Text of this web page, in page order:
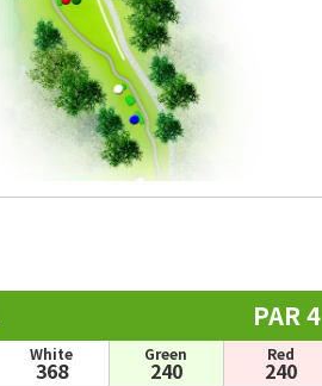
PAR 4
White
368
Green
240
Red
240